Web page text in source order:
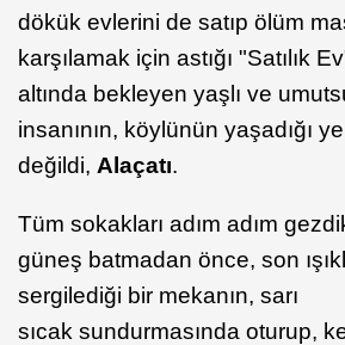
dökük evlerini de satıp ölüm
karşılamak için astığı "Satılık
altında bekleyen yaşlı ve
insanının, köylünün yaşadığı
değildi, Alaçatı.
Tüm sokakları adım adım
güneş batmadan önce, son
sergilediği bir mekanın, sarı
sıcak sundurmasında oturup,